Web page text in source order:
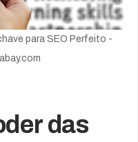
para SEO Perfeito -
das